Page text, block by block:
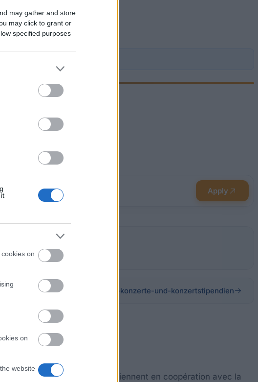
may gather and store
may click to grant or
specified purposes
on
on
website
Apply
toepfer-stiftung.de/masefield-konzerte-und-konzertstipendien
arts de la scène. Ils en obtiennent en coopération avec la